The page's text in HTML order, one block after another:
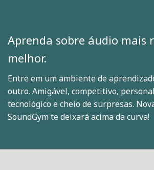
Aprenda sobre áudio mais
melhor.
Entre em um ambiente de
outro. Amigável, competitivo,
tecnológico e cheio de surpresas.
SoundGym te deixará acima da curva!